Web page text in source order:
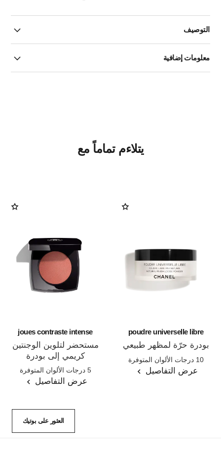
التوصيف
معلومات إضافية
يتلاءم تماماً مع
poudre universelle libre
بودرة حرّة لمظهر طبيعي
10 درجات الألوان المتوفرة
عرض التفاصيل
joues contraste intense
مستحضر لتلوين الوجنتين
كريمي إلى بودرة
المرجع 168242
5 درجات الألوان المتوفرة
عرض التفاصيل
العثور على بوتيك